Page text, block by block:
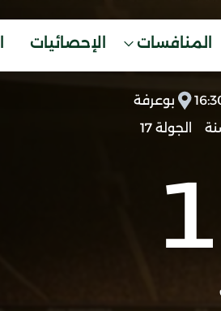
المنافسات الإحصائيات
بوعرفة
الجولة 17
1